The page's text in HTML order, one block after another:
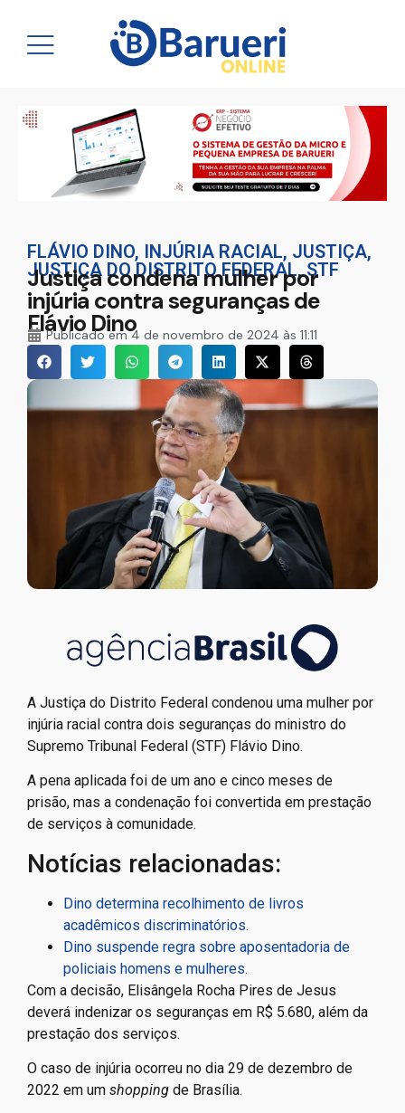
FLÁVIO DINO, INJÚRIA RACIAL, JUSTIÇA,
JUSTIÇA DO DISTRITO FEDERAL,STF
Justiça condena mulher por
injúria contra seguranças de
Flávio Dino
Publicado em4 de novembro de 2024 às 11:11
A Justiça do Distrito Federal condenou uma mulher por
injúria racial contra dois seguranças do ministro do
Supremo Tribunal Federal (STF) Flávio Dino.
A pena aplicada foi de um ano e cinco meses de
prisão, mas a condenação foi convertida em prestação
de serviços à comunidade.
Notícias relacionadas:
Dino determina recolhimento de livros
acadêmicos discriminatórios.
Dino suspende regra sobre aposentadoria de
policiais homens e mulheres.
Com a decisão, Elisângela Rocha Pires de Jesus
deverá indenizar os seguranças em R$ 5.680, além da
prestação dos serviços.
O caso de injúria ocorreu no dia 29 de dezembro de
2022 em um shopping de Brasília.